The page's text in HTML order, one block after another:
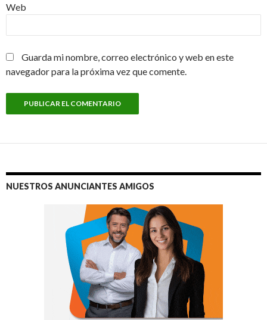
Web
Guarda mi nombre, correo electrónico y web en este
navegador para la próxima vez que comente.
NUESTROS ANUNCIANTES AMIGOS